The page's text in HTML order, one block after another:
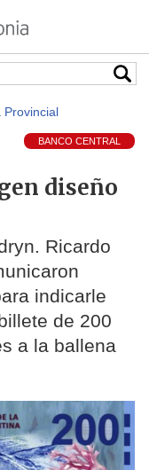
Provincial
BANCO CENTRAL
diseño
Ricardo
indicarle
de 200
a la ballena